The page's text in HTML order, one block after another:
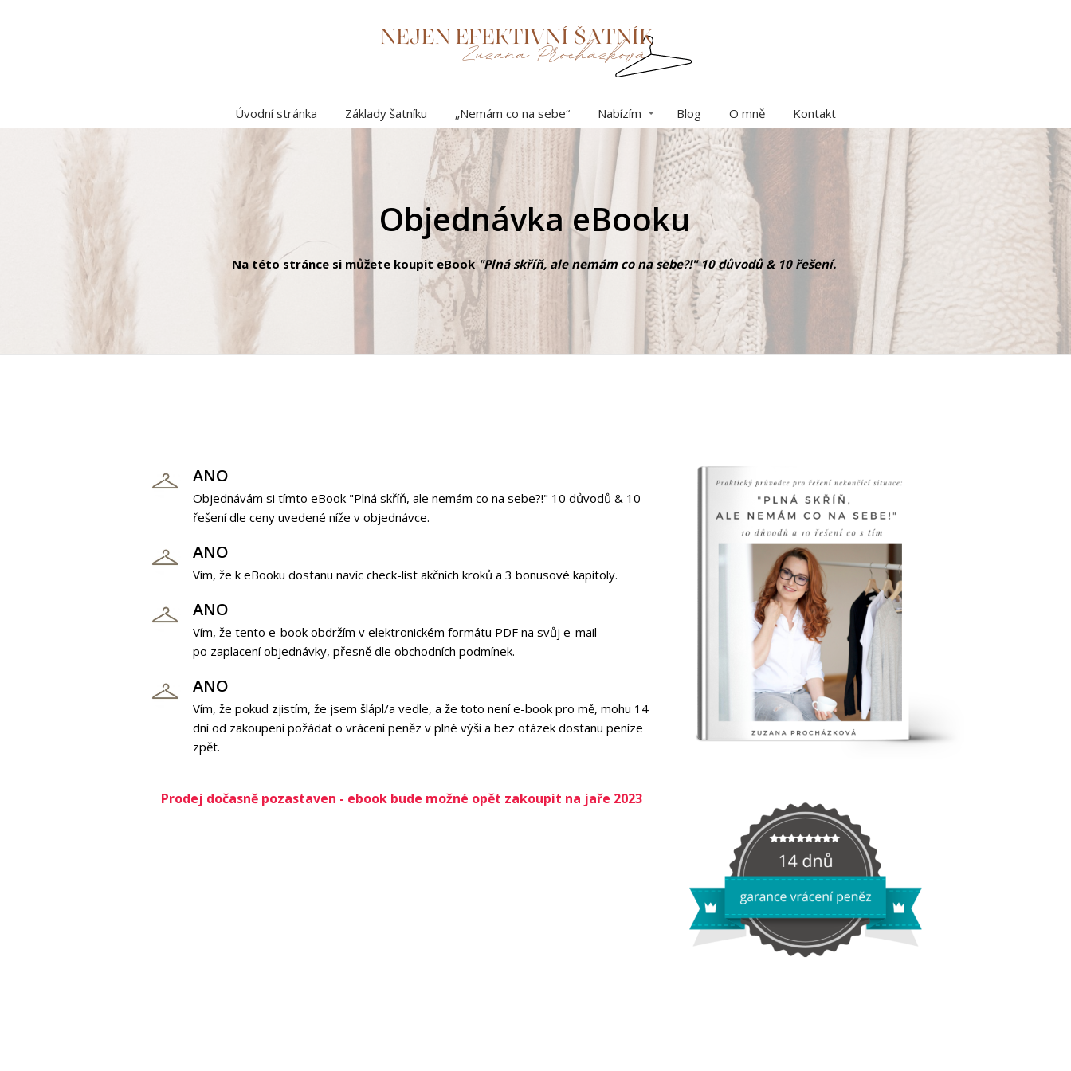
Úvodní stránka Základy šatníku „Nemám co na sebe“ Nabízím Blog O mně Kontakt
Objednávka eBooku
Na této stránce si můžete koupit eBook"Plná skříň, ale nemám co na sebe?!" 10 důvodů & 10 řešení.
ANO
Objednávám si tímto eBook "Plná skříň, ale nemám co na sebe?!" 10 důvodů & 10
řešení dle ceny uvedené níže v objednávce.
ANO
Vím, že k eBooku dostanu navíc check-list akčních kroků a 3 bonusové kapitoly.
ANO
Vím, že tento e-book obdržím v elektronickém formátu PDF na svůj e-mail
po zaplacení objednávky, přesně dle obchodních podmínek.
ANO
Vím, že pokud zjistím, že jsem šlápl/a vedle, a že toto není e-book pro mě, mohu 14
dní od zakoupení požádat o vrácení peněz v plné výši a bez otázek dostanu peníze
zpět.
Prodej dočasně pozastaven - ebook bude možné opět zakoupit na jaře 2023